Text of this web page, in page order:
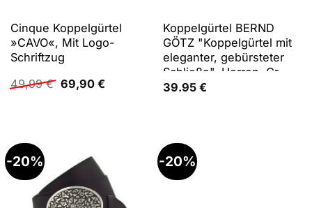
Cinque Koppelgürtel
»CAVO«, Mit Logo-
Schriftzug
49,99€ Ursprünglicher
Preis
69,90 €Aktueller
Koppelgürtel BERND
GÖTZ "Koppelgürtel mit
eleganter, gebürsteter
Schließe", Herren, Gr.
115, marine, Rindsleder,
39.95 €
-20% -20%